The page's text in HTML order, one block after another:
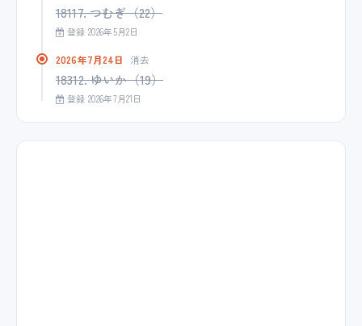
18117. つむぎ（22）
登録 2026年5月2日
2026年7月24日 消去
18312. ゆいか（19）
登録 2026年7月21日